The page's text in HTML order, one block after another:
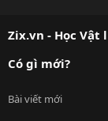
Zix.vn - Học
Có gì mới?
Bài viết mới